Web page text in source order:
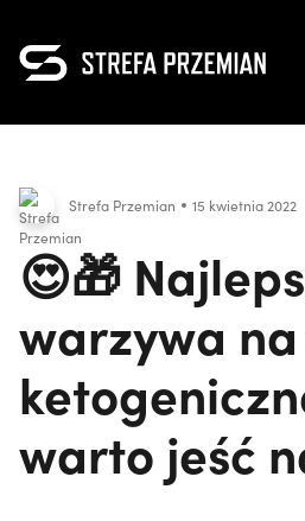
Strefa Przemian 15 kwietnia 2022
😍🎁
warzywa
warto jeść